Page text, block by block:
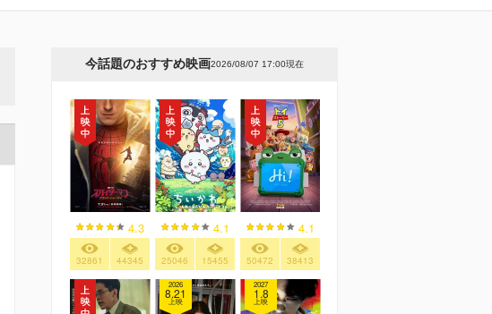
今話題のおすすめ映画2026/08/07 17:00現在
4.3
32861 44345
4.1
25046 15455
4.1
50472 38413
2026
8.21
上映
2027
1.8
上映